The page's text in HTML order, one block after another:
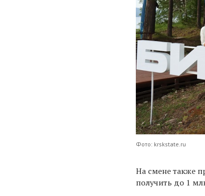
Фото: krskstate.ru
На смене также
получить до 1